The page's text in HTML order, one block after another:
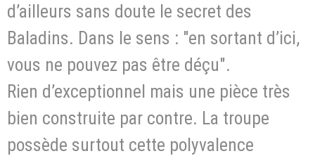
d’ailleurs sans doute le secret des
Baladins. Dans le sens : "en sortant d’ici,
vous ne pouvez pas être déçu".
Rien d’exceptionnel mais une pièce très
bien construite par contre. La troupe
possède surtout cette polyvalence